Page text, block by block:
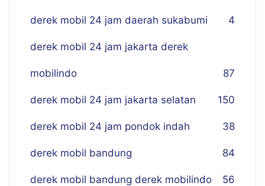
derek mobil 24 jam daerah sukabumi 4
derek mobil 24 jam jakarta derek
mobilindo 87
derek mobil 24 jam jakarta selatan 150
derek mobil 24 jam pondok indah 38
derek mobil bandung 84
derek mobil bandung derek mobilindo 56